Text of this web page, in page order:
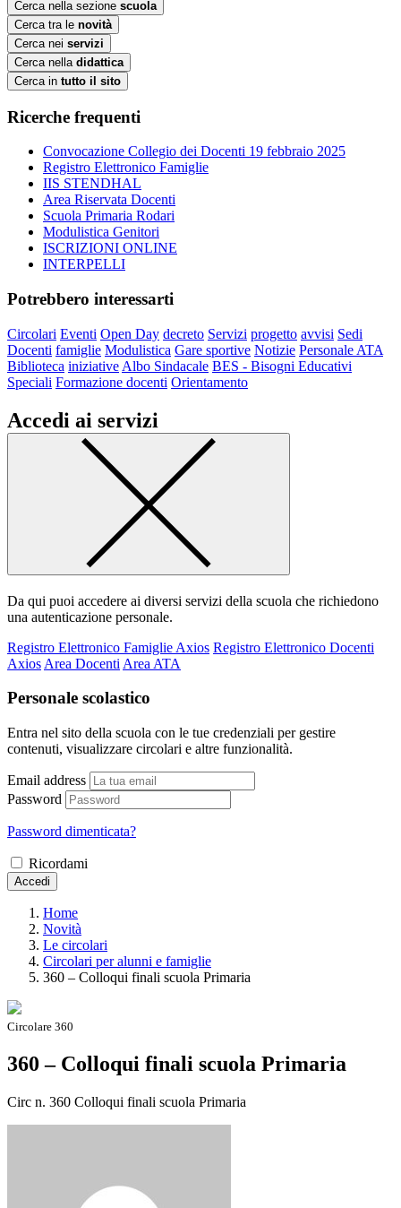
Cerca nella sezione scuola
Cerca tra le novità
Cerca nei servizi
Cerca nella didattica
Cerca in tutto il sito
Ricerche frequenti
Convocazione Collegio dei Docenti 19 febbraio 2025
Registro Elettronico Famiglie
IIS STENDHAL
Area Riservata Docenti
Scuola Primaria Rodari
Modulistica Genitori
ISCRIZIONI ONLINE
INTERPELLI
Potrebbero interessarti
Circolari Eventi Open Day decreto Servizi progetto avvisi Sedi
Docenti famiglie Modulistica Gare sportive Notizie Personale ATA
Biblioteca iniziative Albo Sindacale BES - Bisogni Educativi
Speciali Formazione docenti Orientamento
Accedi ai servizi
Da qui puoi accedere ai diversi servizi della scuola che richiedono
una autenticazione personale.
Registro Elettronico Famiglie Axios Registro Elettronico Docenti
Axios Area Docenti Area ATA
Personale scolastico
Entra nel sito della scuola con le tue credenziali per gestire
contenuti, visualizzare circolari e altre funzionalità.
Email address
Password
Password dimenticata?
Ricordami
Accedi
Home
Novità
Le circolari
Circolari per alunni e famiglie
360 – Colloqui finali scuola Primaria
Circolare 360
360 – Colloqui finali scuola Primaria
Circ n. 360 Colloqui finali scuola Primaria